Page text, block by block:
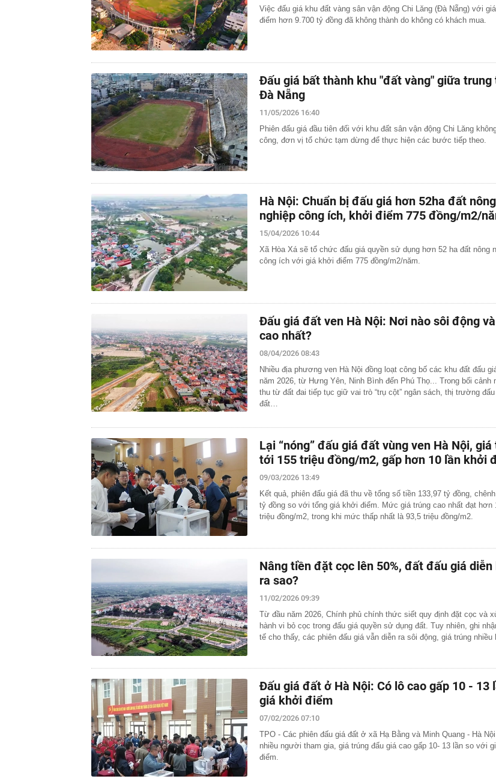
Việc đấu giá khu đất vàng sân vận động Chi Lăng (Đà Nẵng) với
điểm hơn 9.700 tỷ đồng đã không thành do không có khách mua.
Đấu giá bất thành khu "đất vàng" giữa trung
Đà Nẵng
11/05/2026 16:40
Phiên đấu giá đầu tiên đối với khu đất sân vận động Chi Lăng
công, đơn vị tổ chức tạm dừng để thực hiện các bước tiếp theo.
Hà Nội: Chuẩn bị đấu giá hơn 52ha đất nông
nghiệp công ích, khởi điểm 775 đồng/m2/
15/04/2026 10:44
Xã Hòa Xá sẽ tổ chức đấu giá quyền sử dụng hơn 52 ha đất nông
công ích với giá khởi điểm 775 đồng/m2/năm.
Đấu giá đất ven Hà Nội: Nơi nào sôi động
cao nhất?
08/04/2026 08:43
Nhiều địa phương ven Hà Nội đồng loạt công bố các khu đất đấu
năm 2026, từ Hưng Yên, Ninh Bình đến Phú Thọ... Trong bối cảnh
thu từ đất đai tiếp tục giữ vai trò “trụ cột” ngân sách, thị trường
đất…
Lại “nóng” đấu giá đất vùng ven Hà Nội, giá
tới 155 triệu đồng/m2, gấp hơn 10 lần khởi
09/03/2026 13:49
Kết quả, phiên đấu giá đã thu về tổng số tiền 133,97 tỷ đồng,
tỷ đồng so với tổng giá khởi điểm. Mức giá trúng cao nhất đạt hơn
triệu đồng/m2, trong khi mức thấp nhất là 93,5 triệu đồng/m2.
Nâng tiền đặt cọc lên 50%, đất đấu giá diễn
ra sao?
11/02/2026 09:39
Từ đầu năm 2026, Chính phủ chính thức siết quy định đặt cọc và
hành vi bỏ cọc trong đấu giá quyền sử dụng đất. Tuy nhiên, ghi
tế cho thấy, các phiên đấu giá vẫn diễn ra sôi động, giá trúng nhiều
Đấu giá đất ở Hà Nội: Có lô cao gấp 10 - 13
giá khởi điểm
07/02/2026 07:10
TPO - Các phiên đấu giá đất ở xã Hạ Bằng và Minh Quang - Hà
nhiều người tham gia, giá trúng đấu giá cao gấp 10- 13 lần so với
điểm.